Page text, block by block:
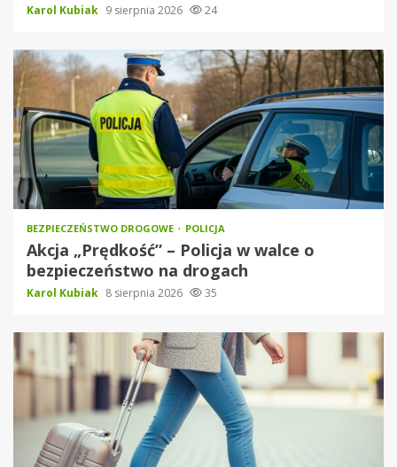
Karol Kubiak 9 sierpnia 2026 24
BEZPIECZEŃSTWO DROGOWE POLICJA
Akcja „Prędkość” – Policja w walce o
bezpieczeństwo na drogach
Karol Kubiak 8 sierpnia 2026 35